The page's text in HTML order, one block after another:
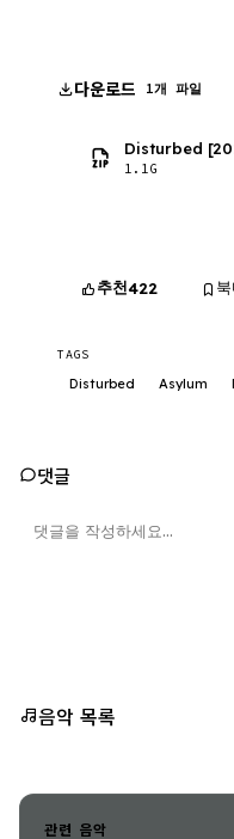
다운로드 1개 파일
Disturbed
1.1G
추천422
TAGS
Disturbed Asylum
댓글
음악 목록
관련 음악